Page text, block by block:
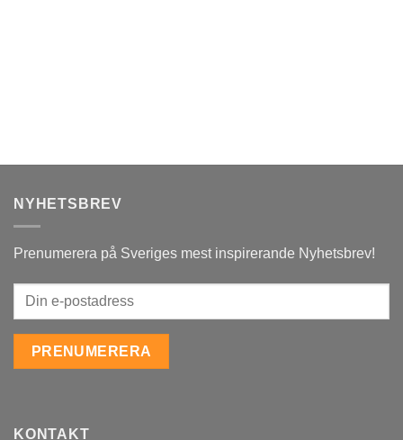
NYHETSBREV
Prenumerera på Sveriges mest inspirerande Nyhetsbrev!
KONTAKT